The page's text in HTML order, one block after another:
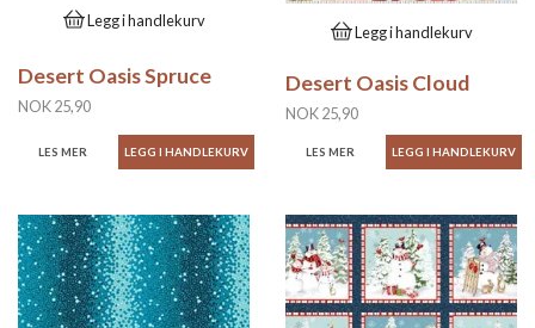
Legg i handlekurv
Desert Oasis Spruce
NOK 25,90
LES MER
Legg i handlekurv
Desert Oasis Cloud
NOK 25,90
LES MER